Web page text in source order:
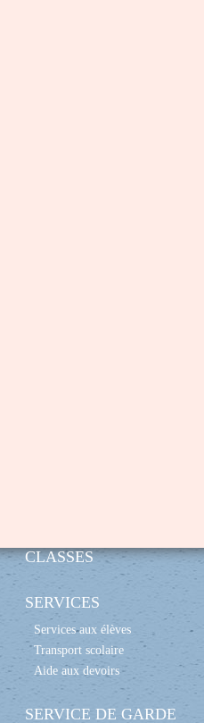
CLASSES
SERVICES
Services aux élèves
Transport scolaire
Aide aux devoirs
SERVICE DE GARDE